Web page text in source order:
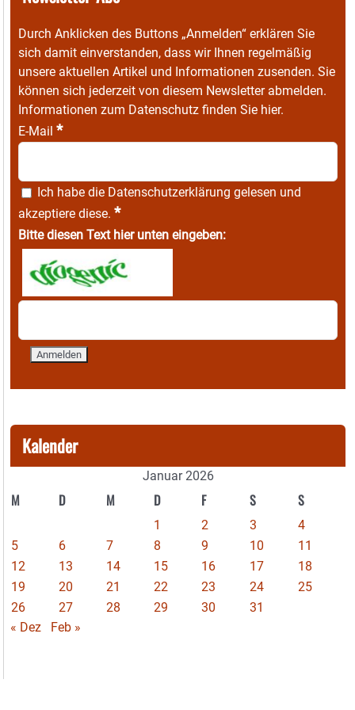
Durch Anklicken des Buttons „Anmelden“ erklären Sie
sich damit einverstanden, dass wir Ihnen regelmäßig
unsere aktuellen Artikel und Informationen zusenden. Sie
können sich jederzeit von diesem Newsletter abmelden.
Informationen zum Datenschutz finden Sie hier.
E-Mail *
Ich habe die Datenschutzerklärung gelesen und
akzeptiere diese. *
Bitte diesen Text hier unten eingeben:
Kalender
Januar 2026
M D M D F S S
1 2 3
4
5
6 7 8 9 10
11
12
13 14 15 16 17
18
19
20 21 22 23 24
25
26
27 28 29 30
31
« Dez
Feb »